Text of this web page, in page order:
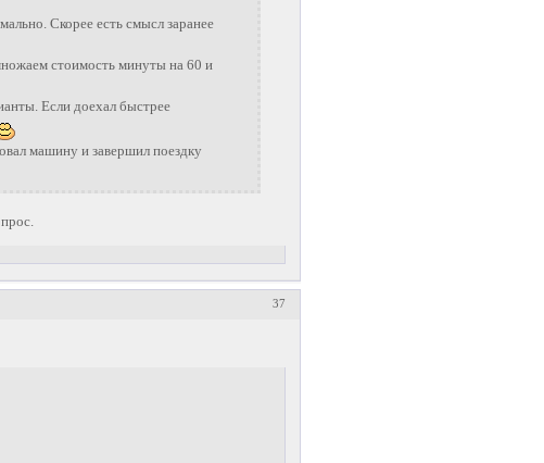
Скорее есть смысл заранее
стоимость минуты на 60 и
Если доехал быстрее
машину и завершил поездку
37